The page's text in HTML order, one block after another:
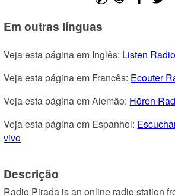
Em outras línguas
Veja esta página em Inglês: Listen
Veja esta página em Francês: Ecouter
Veja esta página em Alemão: Hören
Veja esta página em Espanhol:
vivo
Descrição
Radio Pirada is an online radio station